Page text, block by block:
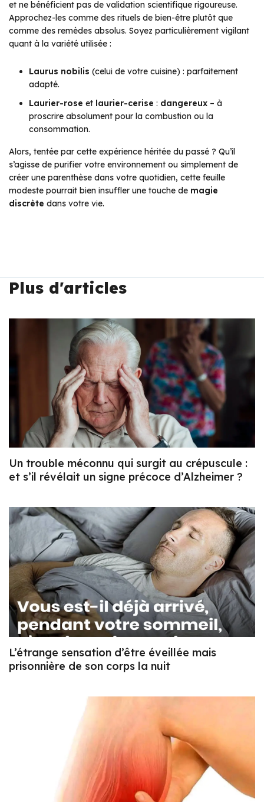
et ne bénéficient pas de validation scientifique rigoureuse.
Approchez-les comme des rituels de bien-être plutôt que
comme des remèdes absolus. Soyez particulièrement vigilant
quant à la variété utilisée :
Laurus nobilis (celui de votre cuisine) : parfaitement
adapté.
Laurier-rose et laurier-cerise : dangereux – à
proscrire absolument pour la combustion ou la
consommation.
Alors, tentée par cette expérience héritée du passé ? Qu’il
s’agisse de purifier votre environnement ou simplement de
créer une parenthèse dans votre quotidien, cette feuille
modeste pourrait bien insuffler une touche de magie
discrète dans votre vie.
Plus d'articles
Un trouble méconnu qui surgit au crépuscule :
et s’il révélait un signe précoce d’Alzheimer ?
L’étrange sensation d’être éveillée mais
prisonnière de son corps la nuit